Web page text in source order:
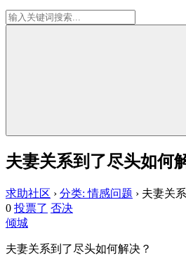
夫妻关系到了尽头如何
求助社区 › 分类: 情感问题 › 夫妻关
0 投票了 否决
倾城
夫妻关系到了尽头如何解决？